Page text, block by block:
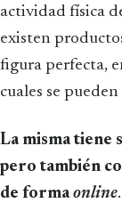
actividad física
existen
figura perfecta,
cuales se
La misma tiene
pero también
de formaonline